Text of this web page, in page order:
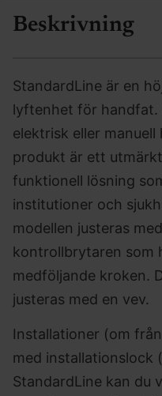
Beskrivning
StandardLine är en
lyftenhet för handfat.
elektrisk eller
produkt är ett
funktionell lösning
institutioner och
modellen justeras
kontrollbrytaren som
medföljande kroken.
justeras med en vev.
Installationer (om
med installationslock
StandardLine kan du